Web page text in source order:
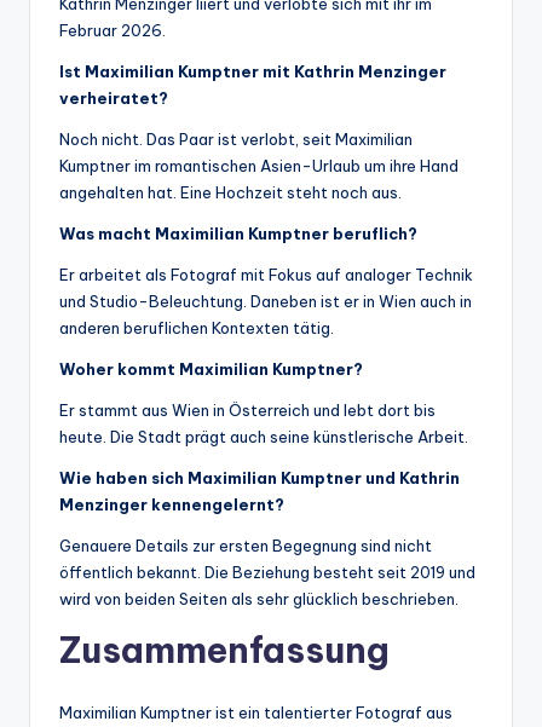
Februar 2026.
Ist Maximilian Kumptner mit Kathrin Menzinger
verheiratet?
Noch nicht. Das Paar ist verlobt, seit Maximilian
Kumptner im romantischen Asien-Urlaub um ihre Hand
angehalten hat. Eine Hochzeit steht noch aus.
Was macht Maximilian Kumptner beruflich?
Er arbeitet als Fotograf mit Fokus auf analoger Technik
und Studio-Beleuchtung. Daneben ist er in Wien auch in
anderen beruflichen Kontexten tätig.
Woher kommt Maximilian Kumptner?
Er stammt aus Wien in Österreich und lebt dort bis
heute. Die Stadt prägt auch seine künstlerische Arbeit.
Wie haben sich Maximilian Kumptner und Kathrin
Menzinger kennengelernt?
Genauere Details zur ersten Begegnung sind nicht
öffentlich bekannt. Die Beziehung besteht seit 2019 und
wird von beiden Seiten als sehr glücklich beschrieben.
Zusammenfassung
Maximilian Kumptner ist ein talentierter Fotograf aus